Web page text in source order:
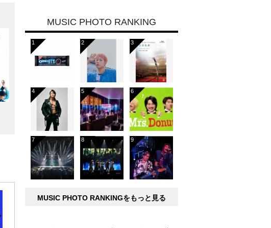
MUSIC PHOTO RANKING
MUSIC PHOTO RANKINGをもっと見る